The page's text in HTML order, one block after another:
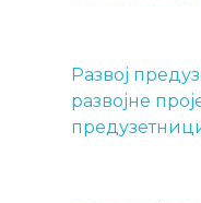
Развој
развојне